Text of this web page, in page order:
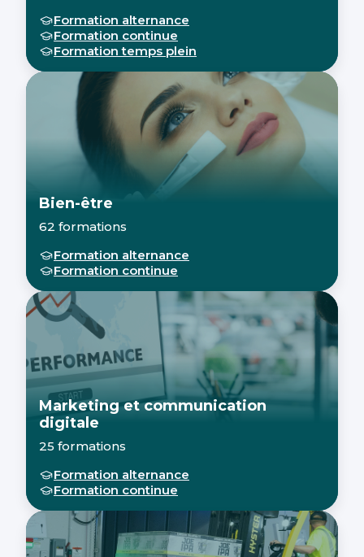
Formation alternance
Formation continue
Formation temps plein
Bien-être
62 formations
Formation alternance
Formation continue
Marketing et communication
digitale
25 formations
Formation alternance
Formation continue